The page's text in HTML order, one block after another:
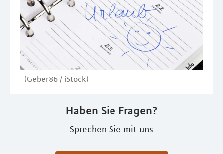
(Geber86 / iStock)
Haben Sie Fragen?
Sprechen Sie mit uns